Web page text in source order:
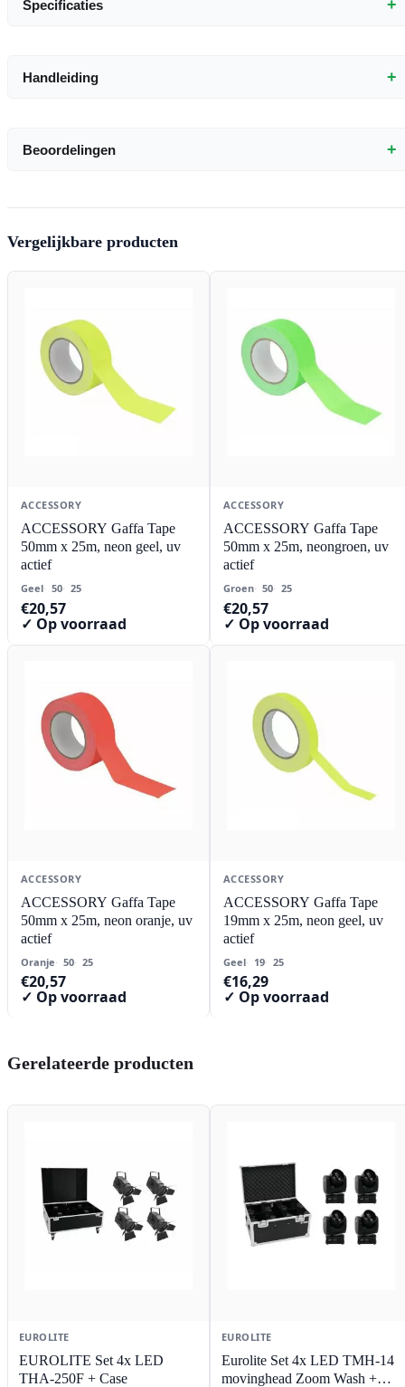
Specificaties +
Handleiding +
Beoordelingen +
Vergelijkbare producten
ACCESSORY
ACCESSORY Gaffa Tape
50mm x 25m, neon geel, uv
actief
Geel 50 25
€20,57
✓ Op voorraad
ACCESSORY
ACCESSORY Gaffa Tape
50mm x 25m, neongroen, uv
actief
Groen 50 25
€20,57
✓ Op voorraad
ACCESSORY
ACCESSORY Gaffa Tape
50mm x 25m, neon oranje, uv
actief
Oranje 50 25
€20,57
✓ Op voorraad
ACCESSORY
ACCESSORY Gaffa Tape
19mm x 25m, neon geel, uv
actief
Geel 19 25
€16,29
✓ Op voorraad
Gerelateerde producten
EUROLITE
EUROLITE Set 4x LED
THA-250F + Case
EUROLITE
Eurolite Set 4x LED TMH-14
movinghead Zoom Wash +